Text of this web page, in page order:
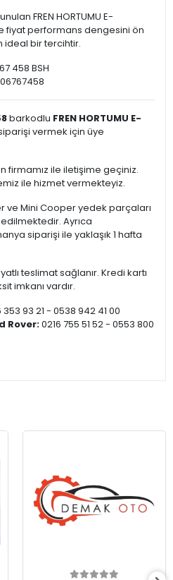
FREN HORTUMU E-
fiyat performans dengesini ön
ideal bir tercihtir.
458 BSH
barkodlu FREN HORTUMU E-
vermek için üye
firmamız ile iletişime geçiniz.
ile hizmet vermekteyiz.
ve Mini Cooper yedek parçaları
Ayrıca
siparişi ile yaklaşık 1 hafta
teslimat sağlanır. Kredi kartı
imkanı vardır.
353 93 21 - 0538 942 41 00
Rover:0216 755 51 52 - 0553 800